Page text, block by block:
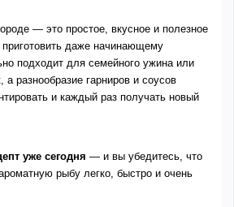
— это простое, вкусное и полезное
даже начинающему
подходит для семейного ужина или
а разнообразие гарниров и соусов
и каждый раз получать новый
уже сегодня — и вы убедитесь, что
рыбу легко, быстро и очень